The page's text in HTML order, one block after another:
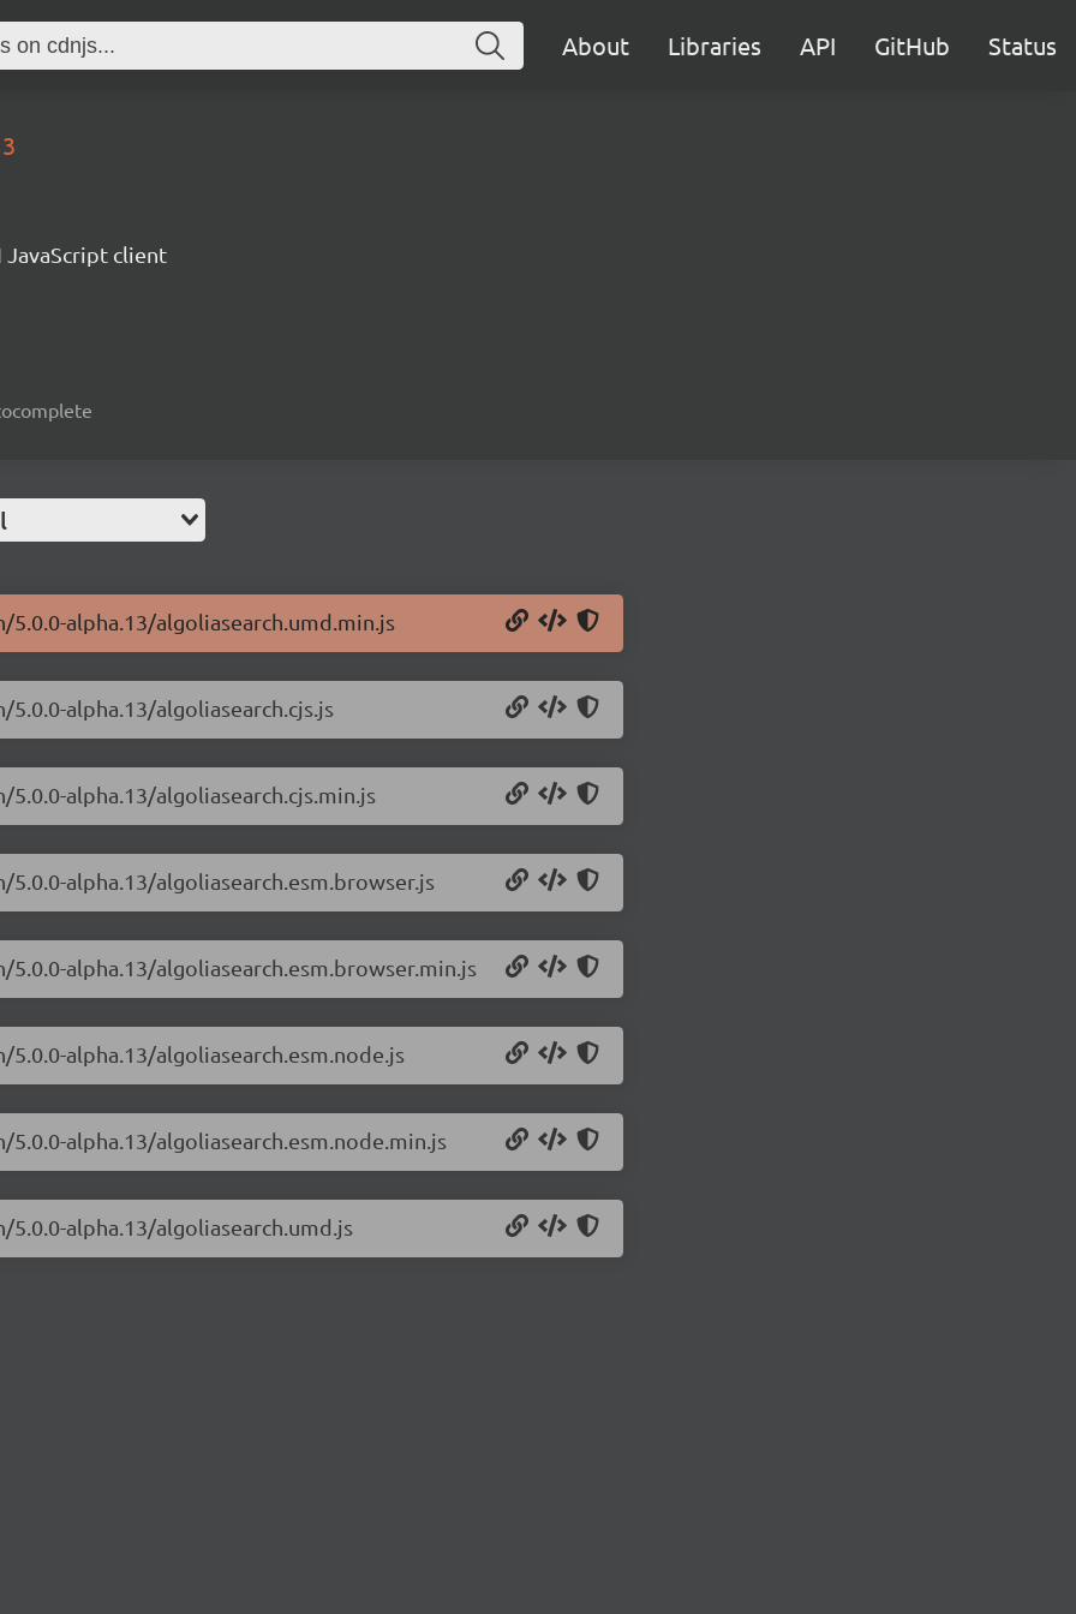
About Libraries API GitHub Status
JavaScript client
alpha.13/algoliasearch.umd.min.js
alpha.13/algoliasearch.cjs.js
alpha.13/algoliasearch.cjs.min.js
alpha.13/algoliasearch.esm.browser.js
alpha.13/algoliasearch.esm.browser.min.js
alpha.13/algoliasearch.esm.node.js
alpha.13/algoliasearch.esm.node.min.js
alpha.13/algoliasearch.umd.js